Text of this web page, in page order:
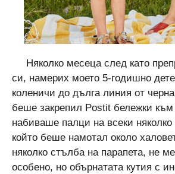
Няколко месеца след като
си, намерих моето 5-годишно
коленичи до дълга линия от
беше закрепил Postit бележки към
набиваше палци на всеки
който беше намотал около
няколко стълба на парапета, не
особено, но обърнатата кутия с